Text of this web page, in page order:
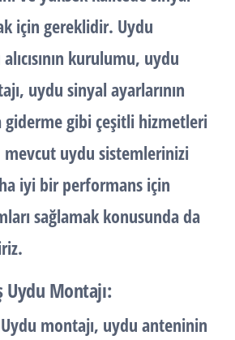
için gereklidir. Uydu
kurulumu, uydu
uydu sinyal ayarlarının
giderme gibi çeşitli hizmetleri
mevcut uydu sistemlerinizi
iyi bir performans için
sağlamak konusunda da
Uydu Montajı:
montajı, uydu anteninin